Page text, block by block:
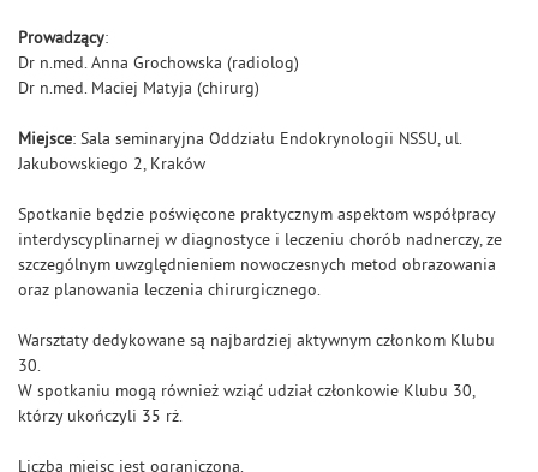
Prowadzący:
Dr n.med. Anna Grochowska (radiolog)
Dr n.med. Maciej Matyja (chirurg)
Miejsce: Sala seminaryjna Oddziału Endokrynologii NSSU, ul.
Jakubowskiego 2, Kraków
Spotkanie będzie poświęcone praktycznym aspektom współpracy
interdyscyplinarnej w diagnostyce i leczeniu chorób nadnerczy, ze
szczególnym uwzględnieniem nowoczesnych metod obrazowania
oraz planowania leczenia chirurgicznego.
Warsztaty dedykowane są najbardziej aktywnym członkom Klubu
30.
W spotkaniu mogą również wziąć udział członkowie Klubu 30,
którzy ukończyli 35 rż.
Liczba miejsc jest ograniczona.